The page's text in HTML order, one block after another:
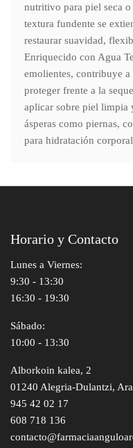
nutritivo para piel seca
textura fundente se
restaurar suavidad,
Enriquecido con Agua
emolientes, contribuye
proteger frente a la
aplicar sobre piel limpia
ásperas como piernas,
para hidratación
Horario y Contacto
Lunes a Viernes:
9:30 - 13:30
16:30 - 19:30
Sábado:
10:00 - 13:30
Alborkoin kalea, 2
01240 Alegria-Dulantzi,
945 42 02 17
608 718 136